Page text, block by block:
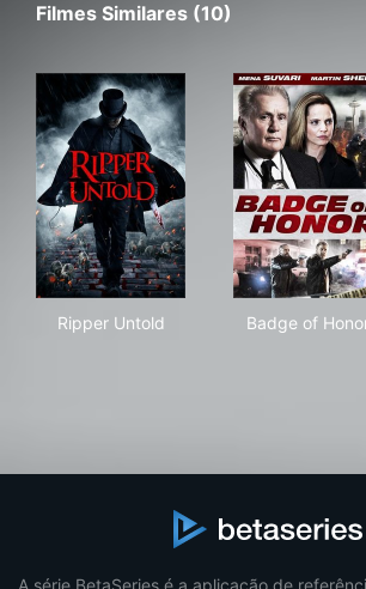
Filmes Similares (10)
Ripper Untold Badge of
A série BetaSeries é a aplicação de